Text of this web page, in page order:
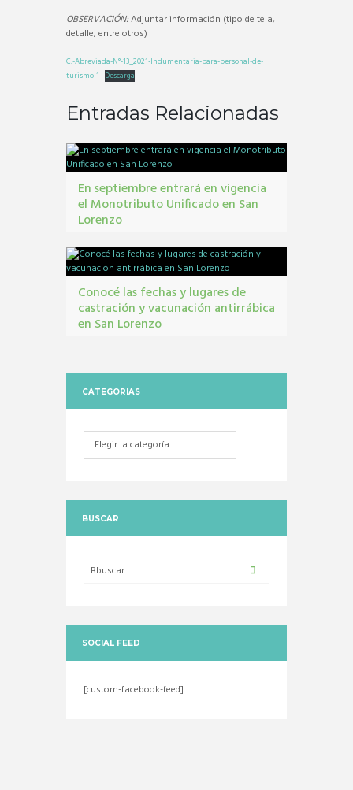
OBSERVACIÓN:Adjuntar información (tipo de tela,
detalle, entre otros)
C.-Abreviada-N°-13_2021-Indumentaria-para-personal-de-
turismo-1 Descarga
Entradas Relacionadas
En septiembre entrará en vigencia
el Monotributo Unificado en San
Lorenzo
Unificado
Conocé las fechas y lugares de
castración y vacunación antirrábica
en San Lorenzo
CATEGORIAS
Categorias
BUSCAR
SOCIAL FEED
[custom-facebook-feed]